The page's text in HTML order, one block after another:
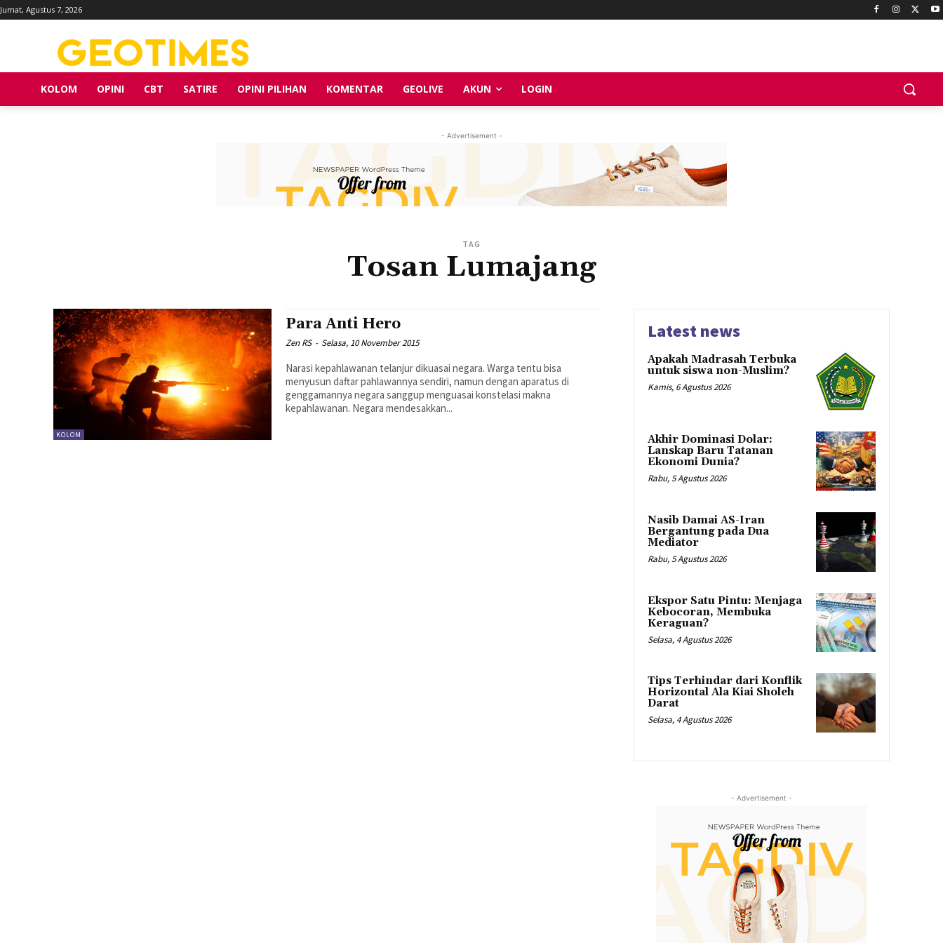
Jumat, Agustus 7, 2026
KOLOM OPINI CBT SATIRE OPINI PILIHAN KOMENTAR GEOLIVE AKUN LOGIN
- Advertisement -
TAG
Tosan Lumajang
KOLOM
Para Anti Hero
Zen RS - Selasa, 10 November 2015
Narasi kepahlawanan telanjur dikuasai negara. Warga tentu bisa
menyusun daftar pahlawannya sendiri, namun dengan aparatus di
genggamannya negara sanggup menguasai konstelasi makna
kepahlawanan. Negara mendesakkan...
Latest news
Apakah Madrasah Terbuka
untuk siswa non-Muslim?
Kamis, 6 Agustus 2026
Akhir Dominasi Dolar:
Lanskap Baru Tatanan
Ekonomi Dunia?
Rabu, 5 Agustus 2026
Nasib Damai AS-Iran
Bergantung pada Dua
Mediator
Rabu, 5 Agustus 2026
Ekspor Satu Pintu: Menjaga
Kebocoran, Membuka
Keraguan?
Selasa, 4 Agustus 2026
Tips Terhindar dari Konflik
Horizontal Ala Kiai Sholeh
Darat
Selasa, 4 Agustus 2026
- Advertisement -